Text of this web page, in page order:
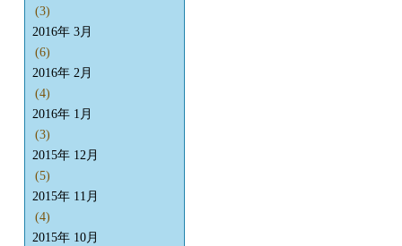
(3)
2016年 3月
(6)
2016年 2月
(4)
2016年 1月
(3)
2015年 12月
(5)
2015年 11月
(4)
2015年 10月